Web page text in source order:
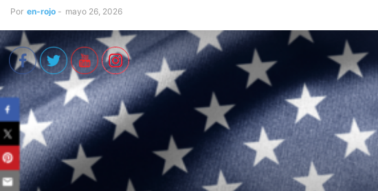
Por en-rojo - mayo 26, 2026